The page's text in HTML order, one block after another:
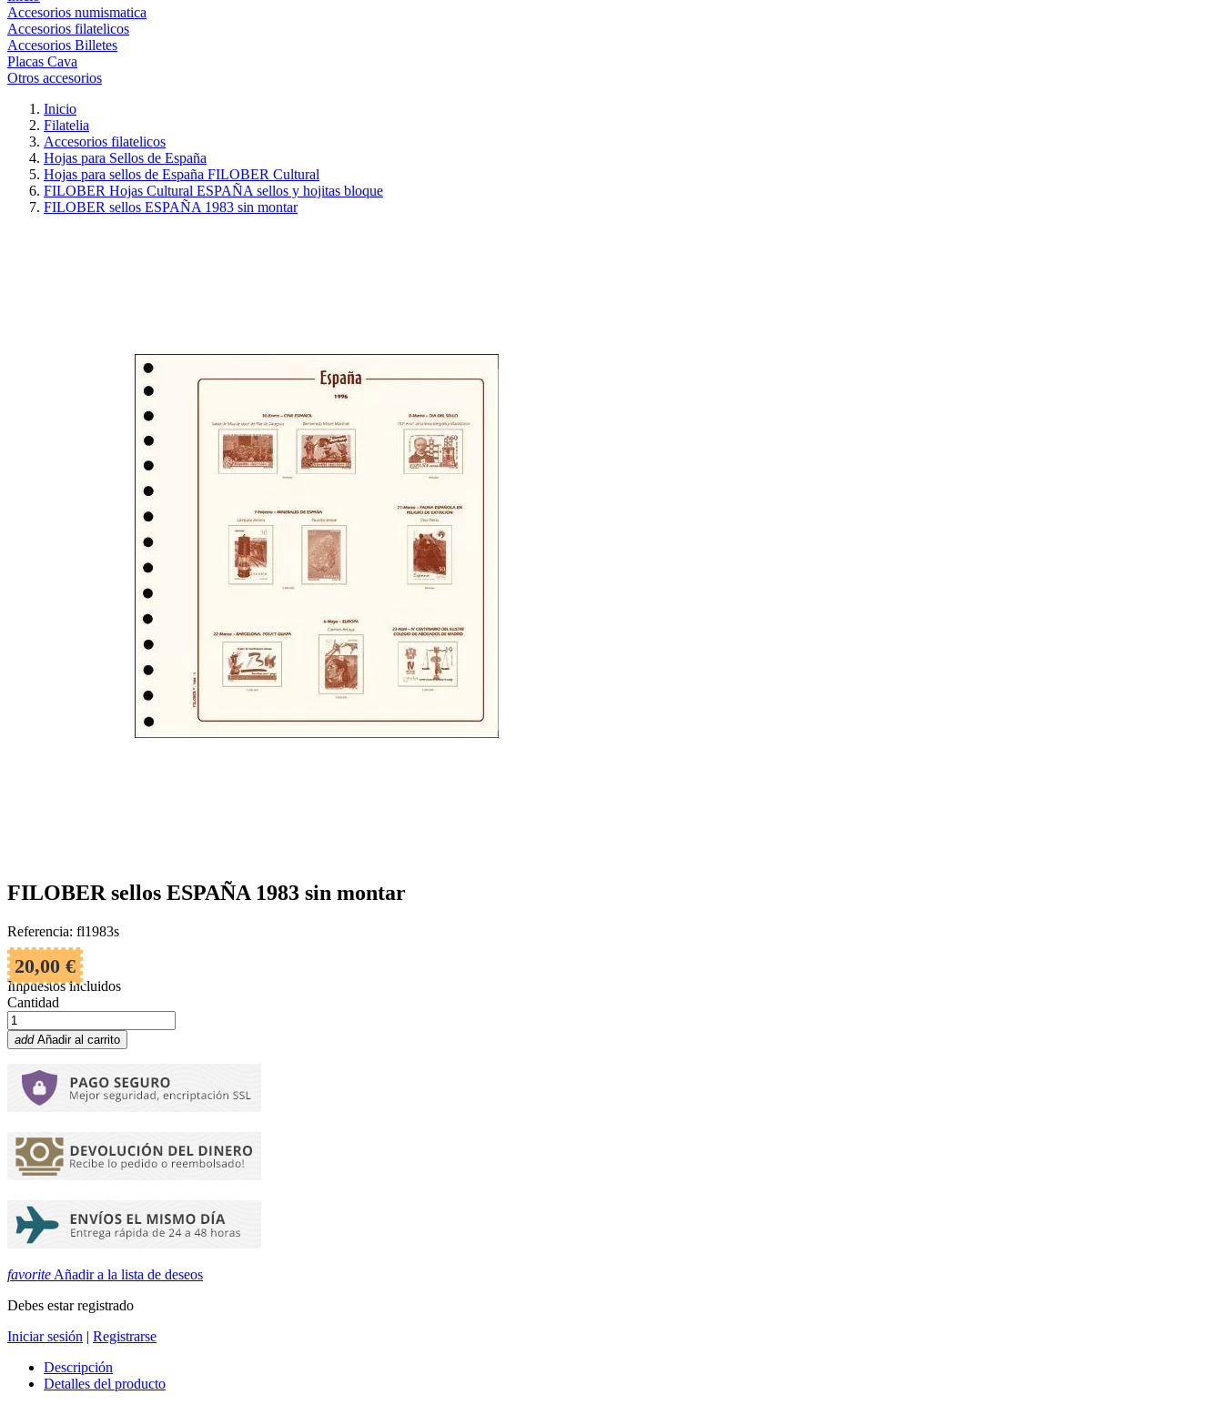
Accesorios numismatica
Accesorios filatelicos
Accesorios Billetes
Placas Cava
Otros accesorios
Inicio
Filatelia
Accesorios filatelicos
Hojas para Sellos de España
Hojas para sellos de España FILOBER Cultural
FILOBER Hojas Cultural ESPAÑA sellos y hojitas bloque
FILOBER sellos ESPAÑA 1983 sin montar
FILOBER sellos ESPAÑA 1983 sin montar
Referencia: fl1983s
20,00 €
Impuestos incluidos
Cantidad
add Añadir al carrito
favorite Añadir a la lista de deseos
Debes estar registrado
Iniciar sesión | Registrarse
Descripción
Detalles del producto